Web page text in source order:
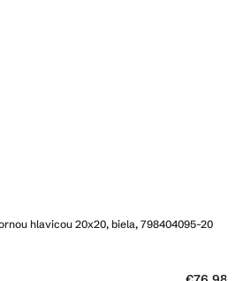
hlavicou 20x20, biela, 798404095-20